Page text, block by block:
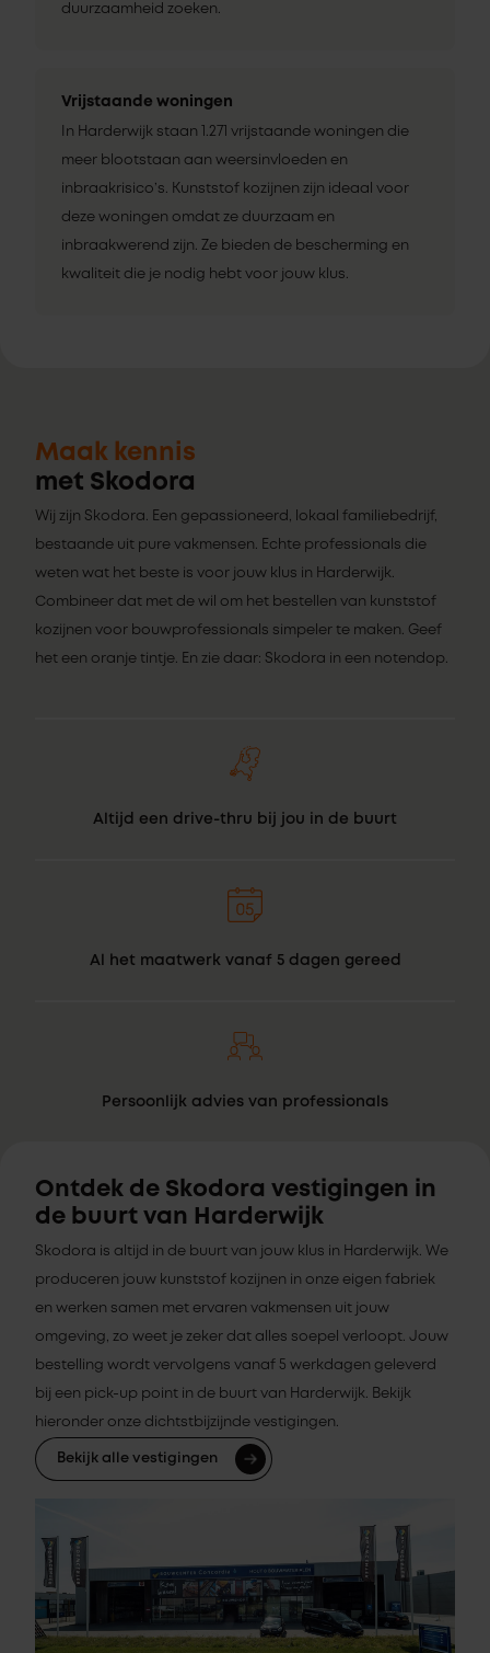
duurzaamheid zoeken.
Vrijstaande woningen
In Harderwijk staan 1.271 vrijstaande woningen die
meer blootstaan aan weersinvloeden en
inbraakrisico’s. Kunststof kozijnen zijn ideaal voor
deze woningen omdat ze duurzaam en
inbraakwerend zijn. Ze bieden de bescherming en
kwaliteit die je nodig hebt voor jouw klus.
Maak kennis
met Skodora
Wij zijn Skodora. Een gepassioneerd, lokaal familiebedrijf,
bestaande uit pure vakmensen. Echte professionals die
weten wat het beste is voor jouw klus in Harderwijk.
Combineer dat met de wil om het bestellen van kunststof
kozijnen voor bouwprofessionals simpeler te maken. Geef
het een oranje tintje. En zie daar: Skodora in een notendop.
Altijd een drive-thru bij jou in de buurt
Al het maatwerk vanaf 5 dagen gereed
Persoonlijk advies van professionals
Ontdek de Skodora vestigingen in
de buurt van Harderwijk
Skodora is altijd in de buurt van jouw klus in Harderwijk. We
produceren jouw kunststof kozijnen in onze eigen fabriek
en werken samen met ervaren vakmensen uit jouw
omgeving, zo weet je zeker dat alles soepel verloopt. Jouw
bestelling wordt vervolgens vanaf 5 werkdagen geleverd
bij een pick-up point in de buurt van Harderwijk. Bekijk
hieronder onze dichtstbijzijnde vestigingen.
Bekijk alle vestigingen